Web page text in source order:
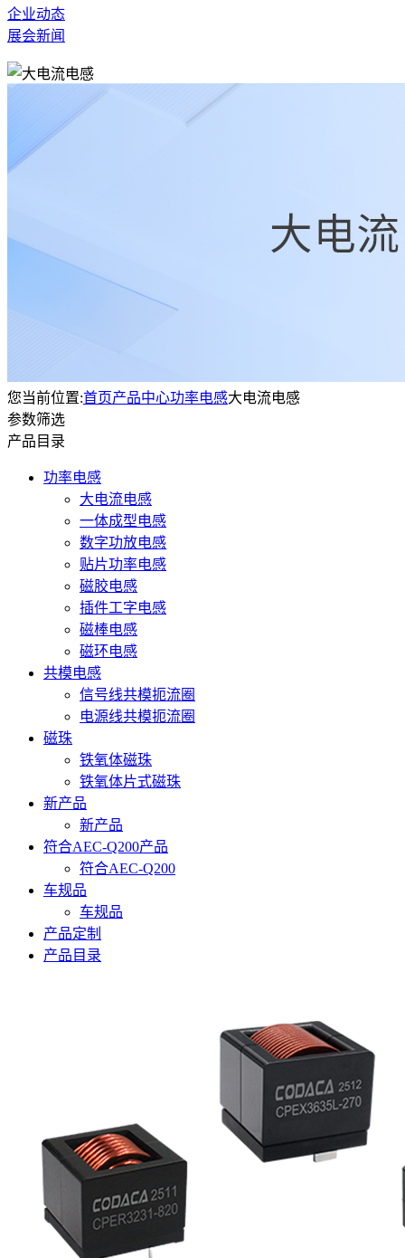
企业动态
展会新闻
您当前位置:首页产品中心功率电感大电流电感
参数筛选
产品目录
功率电感
大电流电感
一体成型电感
数字功放电感
贴片功率电感
磁胶电感
插件工字电感
磁棒电感
磁环电感
共模电感
信号线共模扼流圈
电源线共模扼流圈
磁珠
铁氧体磁珠
铁氧体片式磁珠
新产品
新产品
符合AEC-Q200产品
符合AEC-Q200
车规品
车规品
产品定制
产品目录